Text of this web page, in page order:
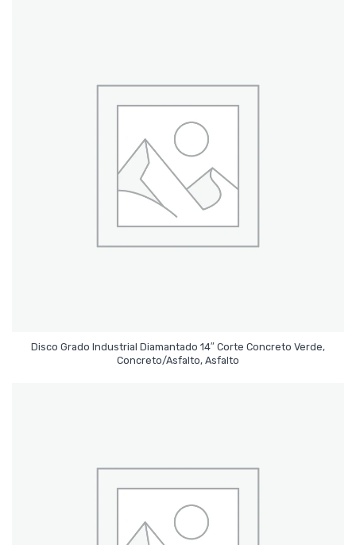
Disco Grado Industrial Diamantado 14″ Corte Concreto Verde,
Concreto/Asfalto, Asfalto
Leer Más